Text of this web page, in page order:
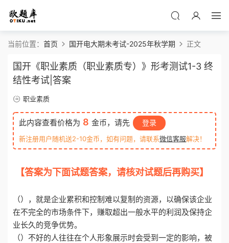
当前位置： 首页 国开电大期未考试-2025年秋学期 正文
国开《职业素质（职业素质专）》形考测试1-3 终
结性考试|答案
职业素质
此内容查看价格为 8 金币，请先 登录
新注册用户随机送2-10金币，如有问题，请联系微信客服解决！
【答案为下面试题答案，请核对试题后再购买】
（），就是企业累积和控制难以复制的资源，以确保该企业
在不完全的市场条件下，赚取超出一般水平的利润及保持企
业长久的竞争优势。
（）不好的人往往在个人形象展示时会受到一定的影响，被